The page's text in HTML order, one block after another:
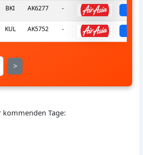
BKI AK6277 -
KUL AK5752 -
>
Tage: